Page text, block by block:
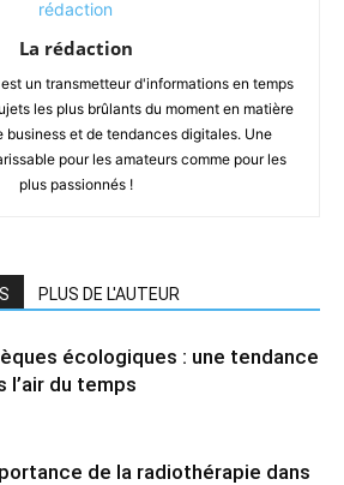
La rédaction
un transmetteur d'informations en temps
les plus brûlants du moment en matière
business et de tendances digitales. Une
pour les amateurs comme pour les
plus passionnés !
PLUS DE L'AUTEUR
écologiques : une tendance
l’air du temps
de la radiothérapie dans